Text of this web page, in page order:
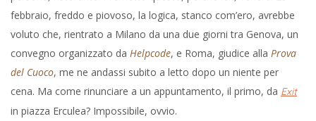
febbraio, freddo e piovoso, la logica, stanco com’ero, avrebbe
voluto che, rientrato a Milano da una due giorni tra Genova, un
convegno organizzato da Helpcode, e Roma, giudice alla Prova
del Cuoco, me ne andassi subito a letto dopo un niente per
cena. Ma come rinunciare a un appuntamento, il primo, da Exit
in piazza Erculea? Impossibile, ovvio.